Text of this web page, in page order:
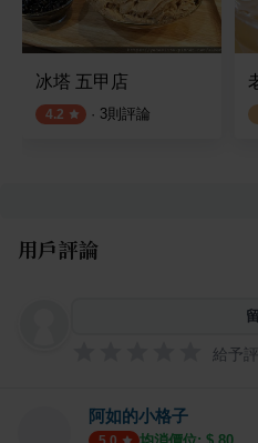
冰塔 五甲店
4.2 · 3則評論
用戶評論
給予
阿如的小格子